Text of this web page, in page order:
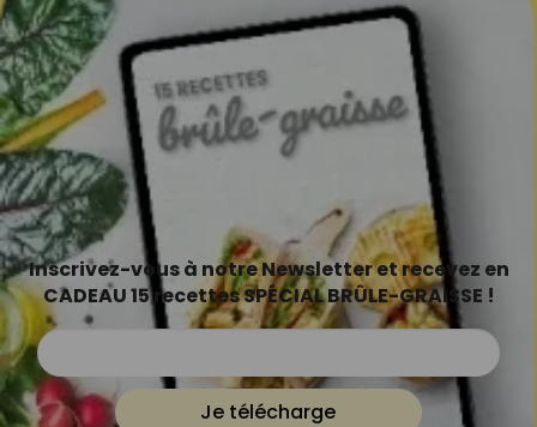
Inscrivez-vous à notre Newsletter et recevez en
CADEAU 15 recettes SPÉCIAL BRÛLE-GRAISSE !
Je télécharge